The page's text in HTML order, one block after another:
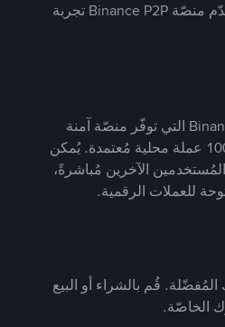
بينما تستهدف العديد من منصّات تداول P2P أسواقًا مُحددة، تُقدّم منصّة Binance P2P تجربة
يضع ملايين المُستخدمين حول العالم ثقتهم في منصّة Binance P2P التي توفّر منصّة آمنة
لتداول العملات الرقمية بأكثر من 800 طريقة دفع وأكثر من 100 عملة محلية مُعتمدة. يُمكن
الآخرين مُباشرةً،
للعملات الرقمية.
قُم بالشراء أو البيع
الخاصّة.